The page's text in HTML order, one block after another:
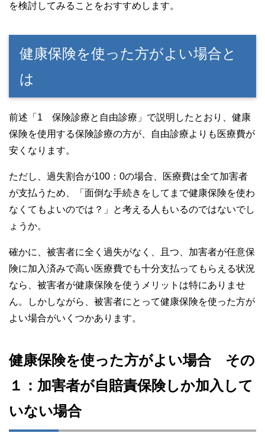
を検討してみることをおすすめします。
健康保険を使った方がよい場合と
は
前述「1 保険診療と自由診療」で説明したとおり、健康
保険を使用する保険診療の方が、自由診療よりも医療費が
安くなります。
ただし、過失割合が100：0の場合、医療費は全て加害者
が支払うため、「面倒な手続きをしてまで健康保険を使わ
なくてもよいのでは？」と考える人もいるのではないでし
ょうか。
確かに、被害者に全く過失がなく、且つ、加害者が任意保
険に加入済みで高い医療費でも十分支払ってもらえる状況
なら、被害者が健康保険を使うメリットは特にありませ
ん。しかしながら、被害者にとって健康保険を使った方が
よい場合がいくつかあります。
健康保険を使った方がよい場合 その
１：加害者が自賠責保険しか加入して
いない場合